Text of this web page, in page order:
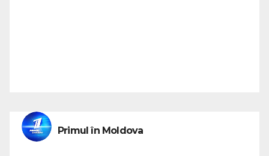
Primul în Moldova